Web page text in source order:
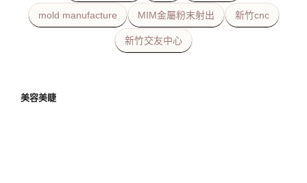
mold manufacture MIM金屬粉末射出 新竹cnc
新竹交友中心
美容美睫